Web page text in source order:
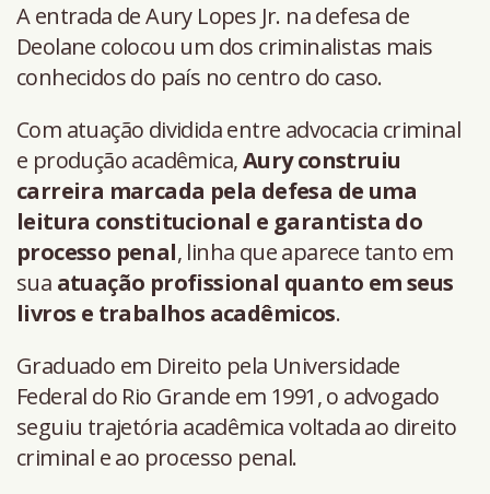
A entrada de Aury Lopes Jr. na defesa de
Deolane colocou um dos criminalistas mais
conhecidos do país no centro do caso.
Com atuação dividida entre advocacia criminal
e produção acadêmica,Aury construiu
carreira marcada pela defesa de uma
leitura constitucional e garantista do
processo penal, linha que aparece tanto em
sua atuação profissional quanto em seus
livros e trabalhos acadêmicos.
Graduado em Direito pela Universidade
Federal do Rio Grande em 1991, o advogado
seguiu trajetória acadêmica voltada ao direito
criminal e ao processo penal.